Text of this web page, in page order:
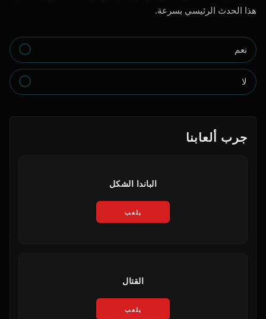
هذا الحدث الرئيسي بسرعة.
نعم
لا
جرب ألعابنا
الباندا الشكل
يلعب
القتال
يلعب